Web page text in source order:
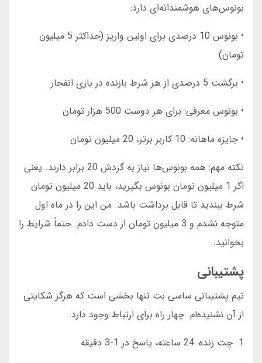
بونوس‌های هوشمندانه‌ای دارد:
• بونوس 10 درصدی برای اولین واریز (حداکثر 5 میلیون
تومان)
• برگشت 5 درصدی از هر شرط بازنده در بازی انفجار
• بونوس معرفی: برای هر دوست 500 هزار تومان
• جایزه ماهانه: 10 کاربر برتر، 20 میلیون تومان
نکته مهم: همه بونوس‌ها نیاز به گردش 20 برابر دارند. یعنی
اگر 1 میلیون تومان بونوس بگیرید، باید 20 میلیون تومان
شرط ببندید تا قابل برداشت باشد. من این را در ماه اول
متوجه نشدم و 3 میلیون تومان از دست دادم. حتماً شرایط را
بخوانید.
پشتیبانی
تیم پشتیبانی ساسی بت تنها بخشی است که هرگز شکایتی
از آن نشنیده‌ام. چهار راه برای ارتباط وجود دارد:
1. چت زنده: 24 ساعته، پاسخ در 1-3 دقیقه